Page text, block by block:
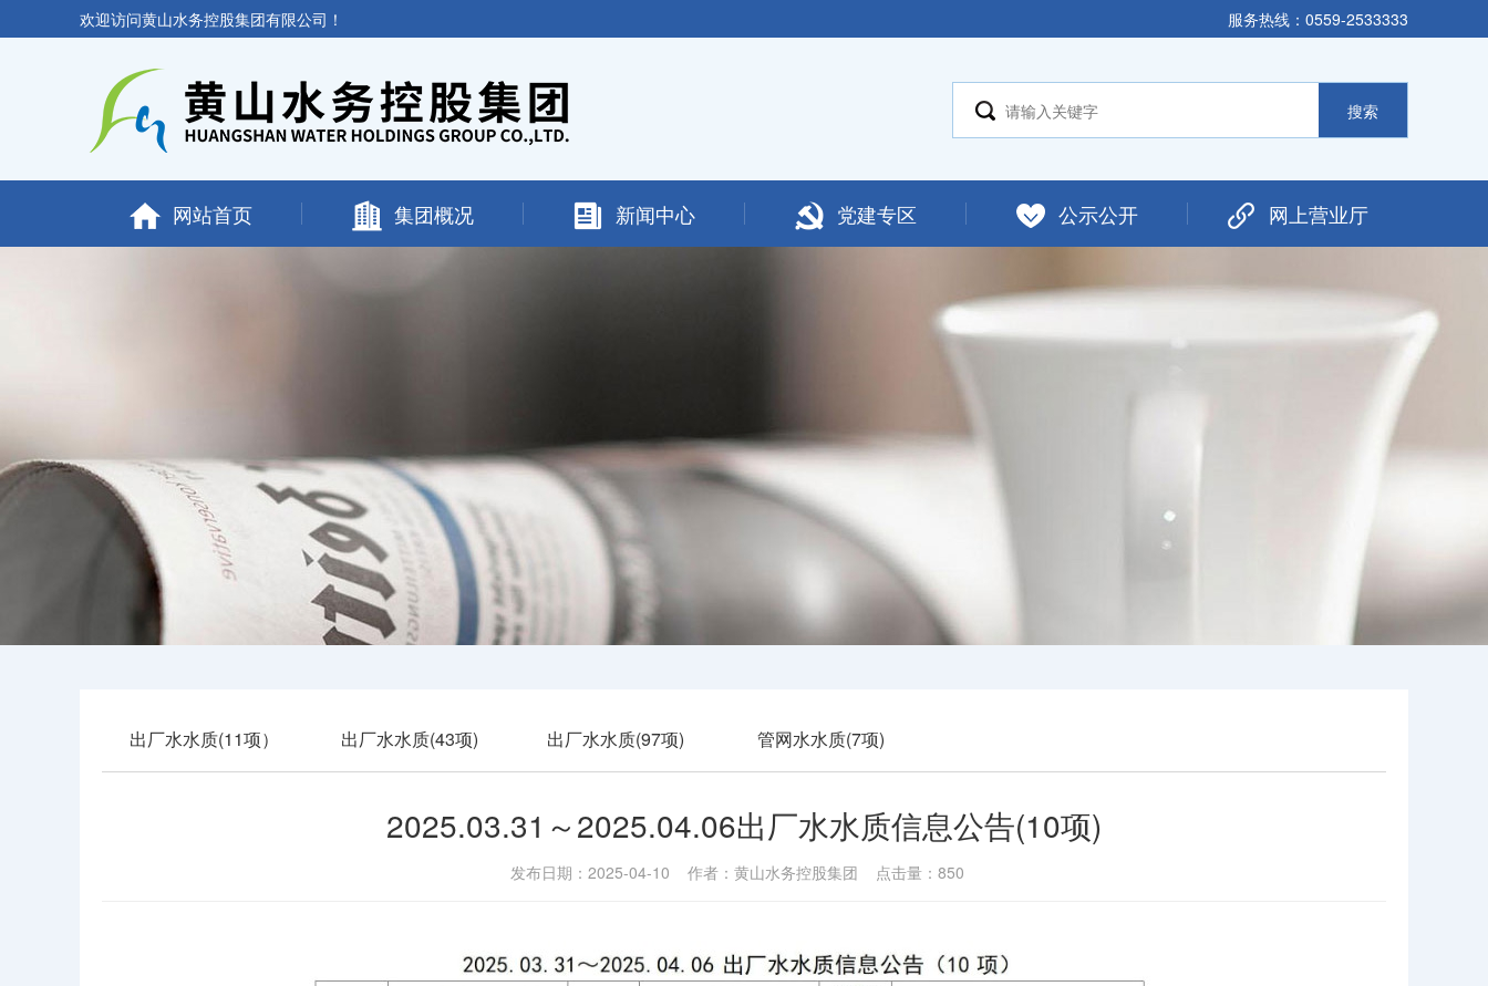
欢迎访问黄山水务控股集团有限公司！ 服务热线：0559-2533333
网站首页 集团概况 新闻中心 党建专区 公示公开 网上营业厅
出厂水水质(11项） 出厂水水质(43项) 出厂水水质(97项) 管网水水质(7项)
2025.03.31～2025.04.06出厂水水质信息公告(10项)
发布日期：2025-04-10 作者：黄山水务控股集团 点击量：850